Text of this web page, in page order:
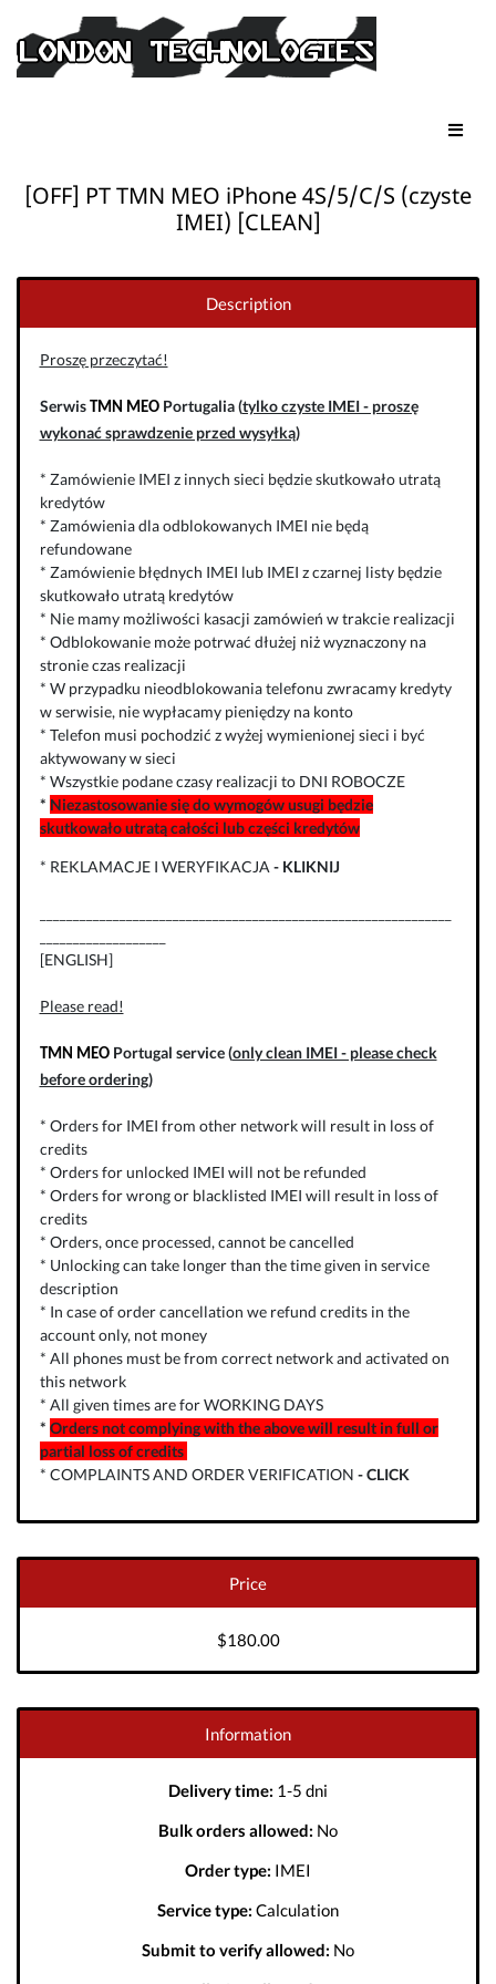
[OFF] PT TMN MEO iPhone 4S/5/C/S (czyste
IMEI) [CLEAN]
Description
Proszę przeczytać!
Serwis TMN MEOPortugalia (tylko czyste IMEI - proszę
wykonać sprawdzenie przed wysyłką)
* Zamówienie IMEI z innych sieci będzie skutkowało utratą
kredytów
* Zamówienia dla odblokowanych IMEI nie będą
refundowane
* Zamówienie błędnych IMEI lub IMEI z czarnej listy będzie
skutkowało utratą kredytów
* Nie mamy możliwości kasacji zamówień w trakcie realizacji
* Odblokowanie może potrwać dłużej niż wyznaczony na
stronie czas realizacji
* W przypadku nieodblokowania telefonu zwracamy kredyty
w serwisie, nie wypłacamy pieniędzy na konto
* Telefon musi pochodzić z wyżej wymienionej sieci i być
aktywowany w sieci
* Wszystkie podane czasy realizacji to DNI ROBOCZE
* Niezastosowanie się do wymogów usugi będzie
skutkowało utratą całości lub części kredytów
* REKLAMACJE I WERYFIKACJA - KLIKNIJ
[ENGLISH]
Please read!
TMN MEOPortugal service (only clean IMEI - please check
before ordering)
* Orders for IMEI from other network will result in loss of
credits
* Orders for unlocked IMEI will not be refunded
* Orders for wrong or blacklisted IMEI will result in loss of
credits
* Orders, once processed, cannot be cancelled
* Unlocking can take longer than the time given in service
description
* In case of order cancellation we refund credits in the
account only, not money
* All phones must be from correct network and activated on
this network
* All given times are for WORKING DAYS
* Orders not complying with the above will result in full or
partial loss of credits
* COMPLAINTS AND ORDER VERIFICATION -CLICK
Price
$180.00
Information
Delivery time: 1-5 dni
Bulk orders allowed: No
Order type: IMEI
Service type: Calculation
Submit to verify allowed: No